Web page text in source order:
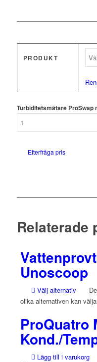
PRODUKT
Turbiditetsmätare ProSwap
Efterfråga pris
Relaterade
Unoscoop
Välj alternativ
olika alternativen kan
ProQuatro
Kond./
Lägg till i varukorg